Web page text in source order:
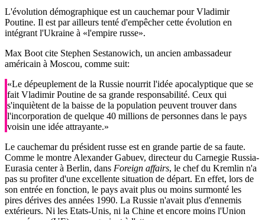
L'évolution démographique est un cauchemar pour Vladimir
Poutine. Il est par ailleurs tenté d'empêcher cette évolution en
intégrant l'Ukraine à «l'empire russe».
Max Boot cite Stephen Sestanowich, un ancien ambassadeur
américain à Moscou, comme suit:
«Le dépeuplement de la Russie nourrit l'idée apocalyptique que se
fait Vladimir Poutine de sa grande responsabilité. Ceux qui
s'inquiètent de la baisse de la population peuvent trouver dans
l'incorporation de quelque 40 millions de personnes dans le pays
voisin une idée attrayante.»
Le cauchemar du président russe est en grande partie de sa faute.
Comme le montre Alexander Gabuev, directeur du Carnegie Russia-
Eurasia center à Berlin, dans Foreign affairs, le chef du Kremlin n'a
pas su profiter d'une excellente situation de départ. En effet, lors de
son entrée en fonction, le pays avait plus ou moins surmonté les
pires dérives des années 1990. La Russie n'avait plus d'ennemis
extérieurs. Ni les Etats-Unis, ni la Chine et encore moins l'Union